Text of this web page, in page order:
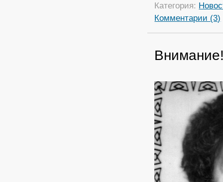
Категория:
Комментарии (3)